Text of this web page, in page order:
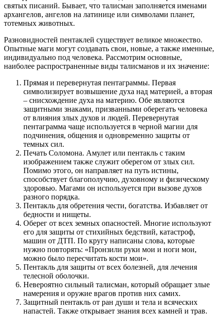
святых писаний. Бывает, что талисман заполняется именами
архангелов, ангелов на латинице или символами планет,
тотемных животных.
Разновидностей пентаклей существует великое множество.
Опытные маги могут создавать свои, новые, а также именные,
индивидуально под человека. Рассмотрим основные,
наиболее распространенные виды талисманов и их значение:
Прямая и перевернутая пентаграммы. Первая
символизирует возвышение духа над материей, а вторая
– снисхождение духа на материю. Обе являются
защитными знаками, призванными оберегать человека
от влияния злых духов и людей. Перевернутая
пентаграмма чаще используется в черной магии для
подчинения, общения и одновременно защиты от
темных сил.
Печать Соломона. Амулет или пентакль с таким
изображением также служит оберегом от злых сил.
Помимо этого, он направляет на путь истины,
способствует благополучию, духовному и физическому
здоровью. Магами он используется при вызове духов
разного порядка.
Пентакль для обретения чести, богатства. Избавляет от
бедности и нищеты.
Оберег от всех земных опасностей. Многие используют
его для защиты от стихийных бедствий, катастроф,
машин от ДТП. По кругу написаны слова, которые
нужно повторять: «Пронзили руки мои и ноги мои,
можно было пересчитать кости мои».
Пентакль для защиты от всех болезней, для лечения
телесной оболочки.
Невероятно сильный талисман, который обращает злые
намерения и оружие врагов против них самих.
Защитный пентакль от ран души и тела и всяческих
напастей. Также открывает знания всех камней и трав.